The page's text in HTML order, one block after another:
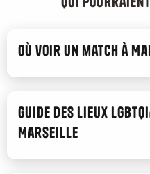
Où voir un match à
Guide des lieux
Marseille